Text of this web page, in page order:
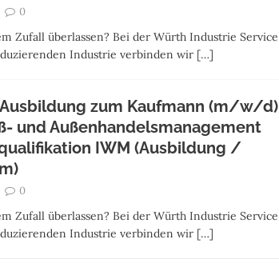
0
Zufall überlassen? Bei der Würth Industrie Service
Industrie verbinden wir […]
Ausbildung zum Kaufmann (m/w/d)
und Außenhandelsmanagement
IWM (Ausbildung /
0
Zufall überlassen? Bei der Würth Industrie Service
Industrie verbinden wir […]